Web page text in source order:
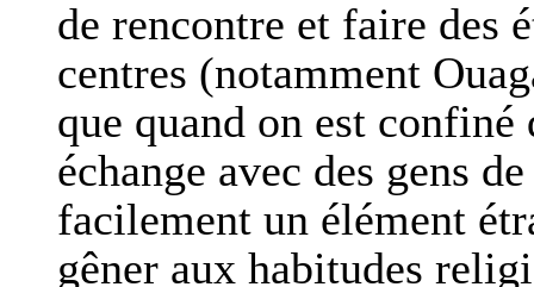
de rencontre et faire des
centres (notamment
que quand on est confiné
échange avec des gens
facilement un élément
gêner aux habitudes